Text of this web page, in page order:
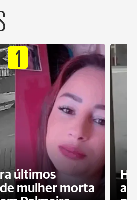
1
últimos
mulher morta